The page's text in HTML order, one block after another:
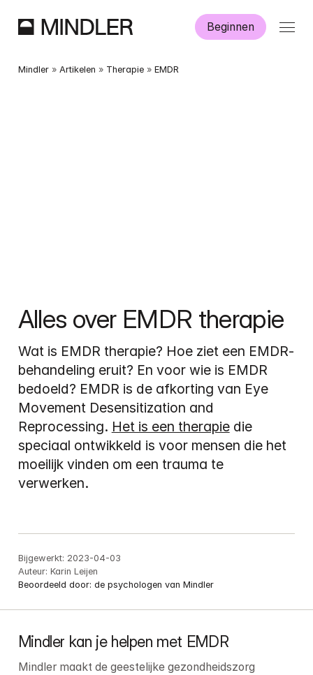
Beginnen
Hoe werkt Mindler?
Mindler » Artikelen » Therapie » EMDR
Alles over EMDR therapie
Wat is EMDR therapie? Hoe ziet een EMDR-
behandeling eruit? En voor wie is EMDR
bedoeld? EMDR is de afkorting van Eye
Movement Desensitization and
Reprocessing. Het is een therapie die
speciaal ontwikkeld is voor mensen die het
moeilijk vinden om een trauma te
verwerken.
Bijgewerkt: 2023-04-03
Auteur: Karin Leijen
Beoordeeld door: de psychologen van Mindler
Mindler kan je helpen met EMDR
Mindler maakt de geestelijke gezondheidszorg